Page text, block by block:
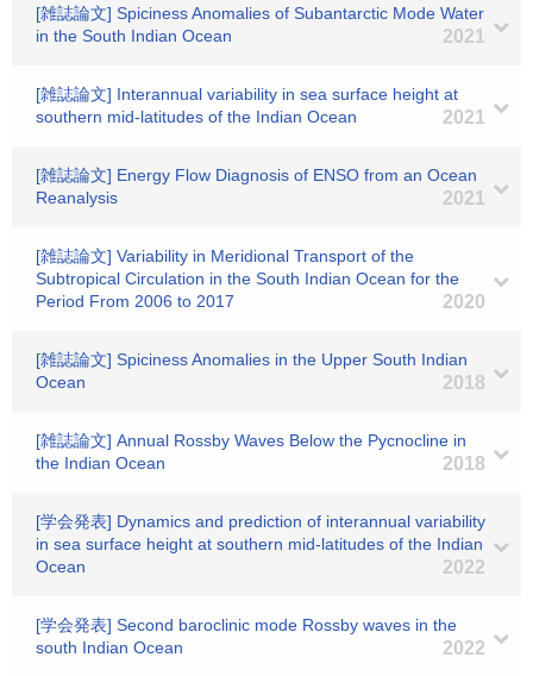
[雑誌論文] Spiciness Anomalies of Subantarctic Mode Water
in the South Indian Ocean
2021
[雑誌論文] Interannual variability in sea surface height at
southern mid-latitudes of the Indian Ocean
2021
[雑誌論文] Energy Flow Diagnosis of ENSO from an Ocean
Reanalysis
2021
[雑誌論文] Variability in Meridional Transport of the
Subtropical Circulation in the South Indian Ocean for the
Period From 2006 to 2017
2020
[雑誌論文] Spiciness Anomalies in the Upper South Indian
Ocean
2018
[雑誌論文] Annual Rossby Waves Below the Pycnocline in
the Indian Ocean
2018
[学会発表] Dynamics and prediction of interannual variability
in sea surface height at southern mid-latitudes of the Indian
Ocean
2022
[学会発表] Second baroclinic mode Rossby waves in the
south Indian Ocean
2022